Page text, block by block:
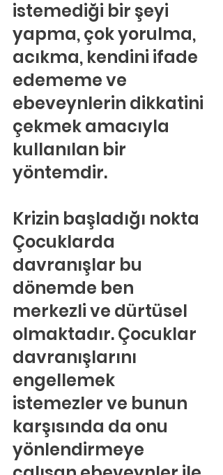
istemediği bir şeyi
yapma, çok yorulma,
acıkma, kendini ifade
edememe ve
ebeveynlerin dikkatini
çekmek amacıyla
kullanılan bir
yöntemdir.
Krizin başladığı nokta
Çocuklarda
davranışlar bu
dönemde ben
merkezli ve dürtüsel
olmaktadır. Çocuklar
davranışlarını
engellemek
istemezler ve bunun
karşısında da onu
yönlendirmeye